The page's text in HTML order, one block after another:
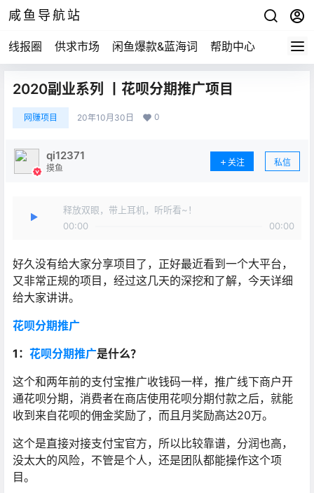
咸鱼导航站
线报圈 供求市场 闲鱼爆款&蓝海词 帮助中心
2020副业系列 丨花呗分期推广项目
网赚项目 20年10月30日 0
qi12371
摸鱼
关注 私信
释放双眼，带上耳机，听听看~！
00:00
00:00
好久没有给大家分享项目了，正好最近看到一个大平台，
又非常正规的项目，经过这几天的深挖和了解，今天详细
给大家讲讲。
花呗分期推广
1： 花呗分期推广是什么？
这个和两年前的支付宝推广收钱码一样，推广线下商户开
通花呗分期，消费者在商店使用花呗分期付款之后，就能
收到来自花呗的佣金奖励了，而且月奖励高达20万。
这个是直接对接支付宝官方，所以比较靠谱，分润也高，
没太大的风险，不管是个人，还是团队都能操作这个项
目。